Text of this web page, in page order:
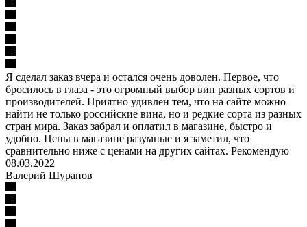
Я сделал заказ вчера и остался очень доволен. Первое, что
бросилось в глаза - это огромный выбор вин разных сортов и
производителей. Приятно удивлен тем, что на сайте можно
найти не только российские вина, но и редкие сорта из разных
стран мира. Заказ забрал и оплатил в магазине, быстро и
удобно. Цены в магазине разумные и я заметил, что
сравнительно ниже с ценами на других сайтах. Рекомендую
08.03.2022
Валерий Шуранов